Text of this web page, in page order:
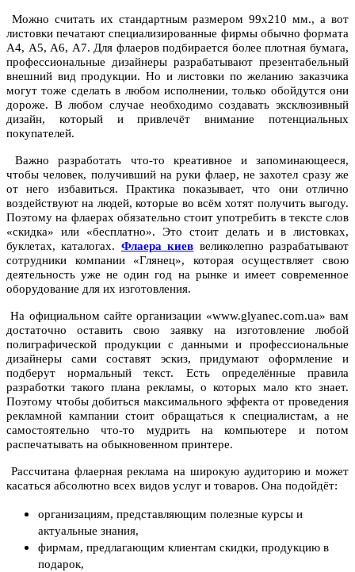
Можно считать их стандартным размером 99х210 мм., а вот
листовки печатают специализированные фирмы обычно формата
А4, А5, А6, А7. Для флаеров подбирается более плотная бумага,
профессиональные дизайнеры разрабатывают презентабельный
внешний вид продукции. Но и листовки по желанию заказчика
могут тоже сделать в любом исполнении, только обойдутся они
дороже. В любом случае необходимо создавать эксклюзивный
дизайн, который и привлечёт внимание потенциальных
покупателей.
Важно разработать что-то креативное и запоминающееся,
чтобы человек, получивший на руки флаер, не захотел сразу же
от него избавиться. Практика показывает, что они отлично
воздействуют на людей, которые во всём хотят получить выгоду.
Поэтому на флаерах обязательно стоит употребить в тексте слов
«скидка» или «бесплатно». Это стоит делать и в листовках,
буклетах, каталогах. Флаера киев великолепно разрабатывают
сотрудники компании «Глянец», которая осуществляет свою
деятельность уже не один год на рынке и имеет современное
оборудование для их изготовления.
На официальном сайте организации «www.glyanec.com.ua» вам
достаточно оставить свою заявку на изготовление любой
полиграфической продукции с данными и профессиональные
дизайнеры сами составят эскиз, придумают оформление и
подберут нормальный текст. Есть определённые правила
разработки такого плана рекламы, о которых мало кто знает.
Поэтому чтобы добиться максимального эффекта от проведения
рекламной кампании стоит обращаться к специалистам, а не
самостоятельно что-то мудрить на компьютере и потом
распечатывать на обыкновенном принтере.
Рассчитана флаерная реклама на широкую аудиторию и может
касаться абсолютно всех видов услуг и товаров. Она подойдёт:
организациям, представляющим полезные курсы и
актуальные знания,
фирмам, предлагающим клиентам скидки, продукцию в
подарок,